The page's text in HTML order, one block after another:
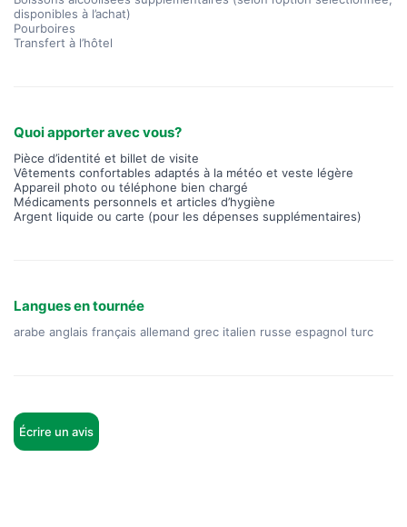
disponibles à l’achat)
Pourboires
Transfert à l’hôtel
Quoi apporter avec vous?
Pièce d’identité et billet de visite
Vêtements confortables adaptés à la météo et veste légère
Appareil photo ou téléphone bien chargé
Médicaments personnels et articles d’hygiène
Argent liquide ou carte (pour les dépenses supplémentaires)
Langues en tournée
arabe anglais français allemand grec italien russe espagnol turc
Écrire un avis